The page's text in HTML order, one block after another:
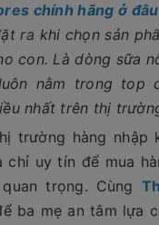
chính hãng ở đâu
ra khi chọn sản
con. Là dòng sữa
nằm trong top
nhất trên thị
trường hàng nhập
uy tín để mua
trọng. Cùng
ba mẹ an tâm lựa